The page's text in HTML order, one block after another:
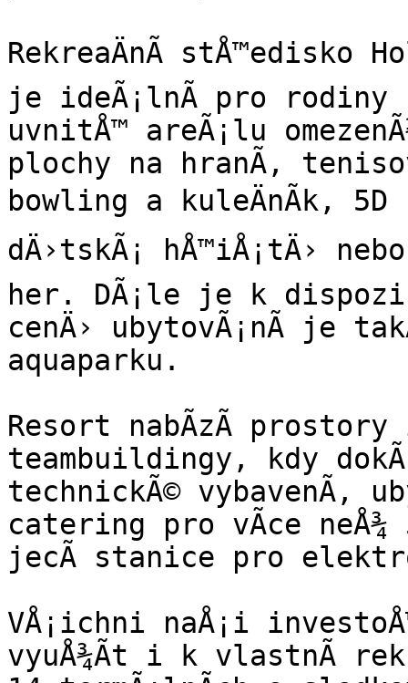
RekreaÄnÃ­
je ideÃ¡lnÃ­ pro rodiny
uvnitÅ™ areÃ¡lu
plochy na hranÃ­,
bowling a kuleÄnÃ­k,
dÄ›tskÃ¡ hÅ™iÅ¡tÄ› nebo
her. DÃ¡le je k
cenÄ› ubytovÃ¡nÃ­ je
aquaparku.
Resort nabÃ­zÃ­
teambuildingy, kdy
technickÃ© vybavenÃ­,
catering pro vÃ­ce neÅ¾
jecÃ­ stanice pro
VÅ¡ichni naÅ¡i
vyuÅ¾Ã­t i k vlastnÃ­